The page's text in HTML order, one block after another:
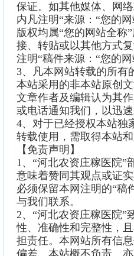
保证。如其他媒体、网
内凡注明“来源：“您的
版权均属“您的网站全称
接、转贴或以其他方式
注明“稿件来源：“您的
3、凡本网站转载的所有
本站采用的非本站原创
文章作者及编辑认为其
或电话通知我们，以迅
4、对于已经授权本站独
转载使用，需取得本站
【免责声明】
1、“河北农资庄稼医院”
意味着赞同其观点或证
必须保留本网注明的“稿
与我们联系。
2、“河北农资庄稼医院”
性、准确性和完整性，
担责任。本网站所有信
偏差，本站概不负责，